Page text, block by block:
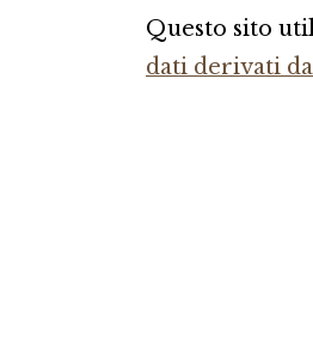
Questo sito
dati derivati